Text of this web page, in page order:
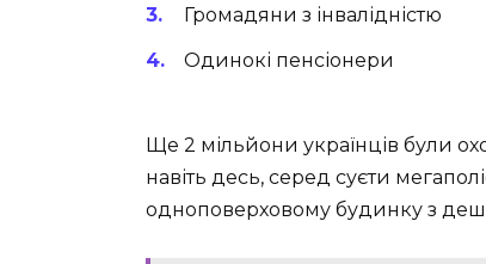
Громадяни з інвалідністю
Одинокі пенсіонери
Ще 2 мільйони українців були
навіть десь, серед суєти
одноповерховому будинку з